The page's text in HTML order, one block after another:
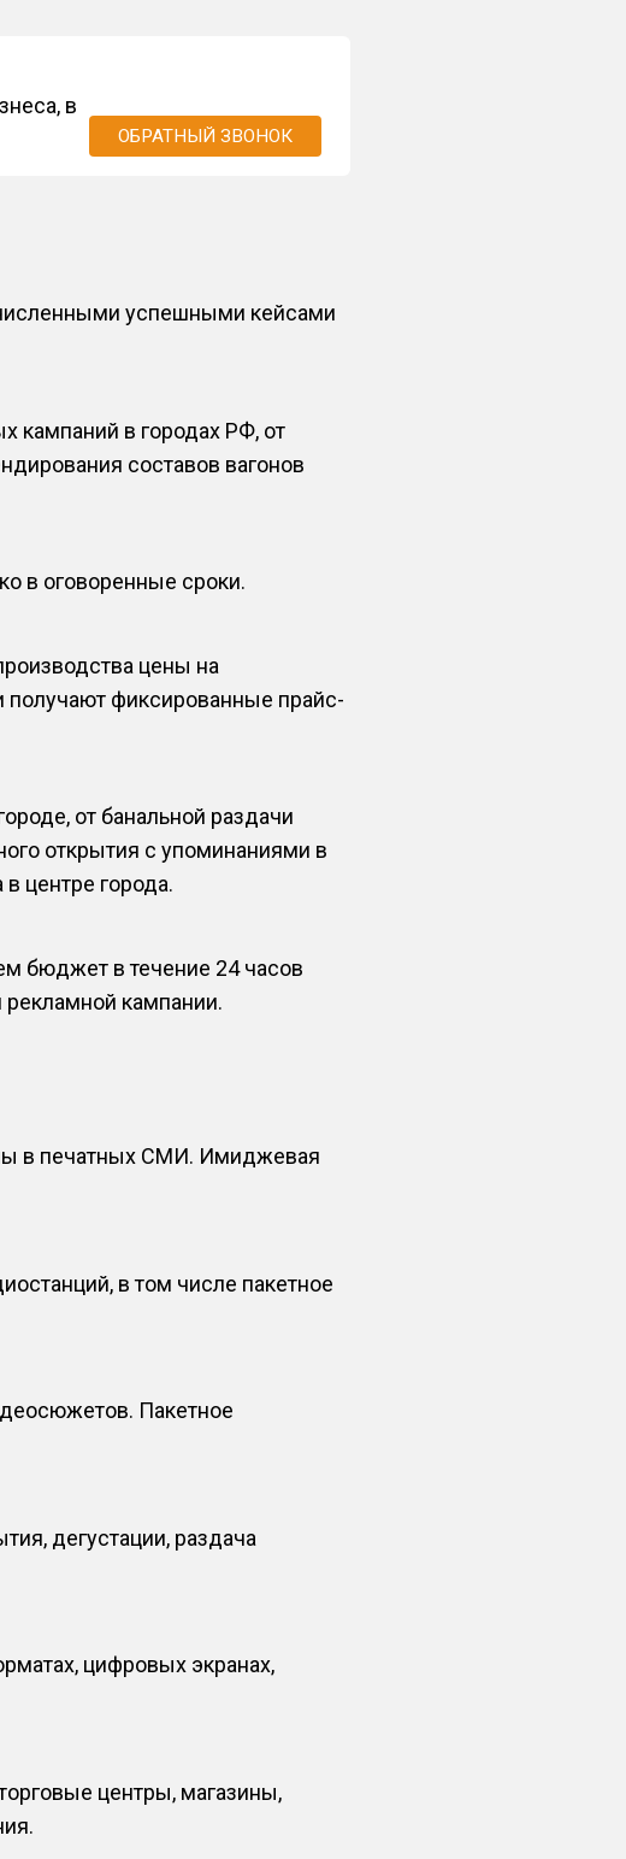
в
ОБРАТНЫЙ ЗВОНОК
успешными кейсами
кампаний в городах РФ, от
составов вагонов
в оговоренные сроки.
цены на
фиксированные прайс-
от банальной раздачи
открытия с упоминаниями в
центре города.
бюджет в течение 24 часов
рекламной кампании.
в печатных СМИ. Имиджевая
в том числе пакетное
Пакетное
дегустации, раздача
цифровых экранах,
центры, магазины,